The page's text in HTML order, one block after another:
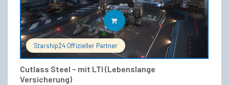
Starship24 Offizieller Partner
Cutlass Steel – mit LTI (Lebenslange
Versicherung)
IN DEN WARENKORB